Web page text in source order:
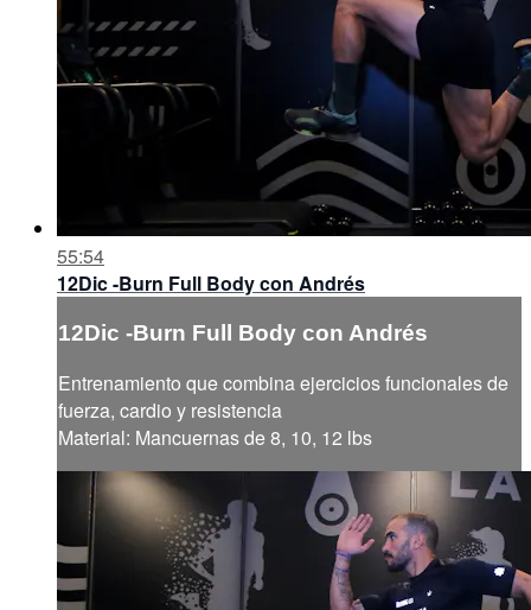
55:54
12Dic -Burn Full Body con Andrés
12Dic -Burn Full Body con Andrés
Entrenamiento que combina ejercicios funcionales de
fuerza, cardio y resistencia
Material: Mancuernas de 8, 10, 12 lbs